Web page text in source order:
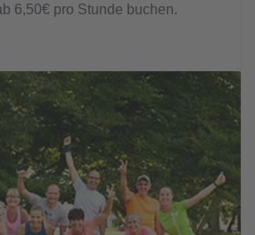
6,50€ pro Stunde buchen.